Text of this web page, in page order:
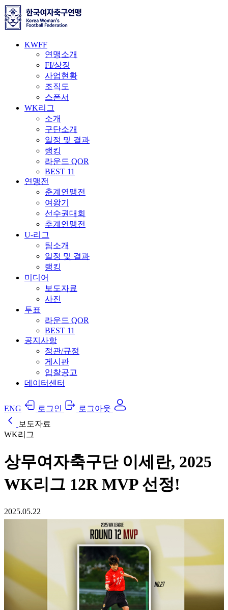
KWFF
연맹소개
FI/상징
사업현황
조직도
스폰서
WK리그
소개
구단소개
일정 및 결과
랭킹
라운드 QOR
BEST 11
연맹전
춘계연맹전
여왕기
선수권대회
추계연맹전
U-리그
팀소개
일정 및 결과
랭킹
미디어
보도자료
사진
투표
라운드 QOR
BEST 11
공지사항
정관/규정
게시판
입찰공고
데이터센터
ENG 로그인
로그아웃
보도자료
WK리그
상무여자축구단 이세란, 2025
WK리그 12R MVP 선정!
2025.05.22